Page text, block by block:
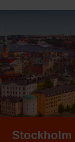
Stockholm